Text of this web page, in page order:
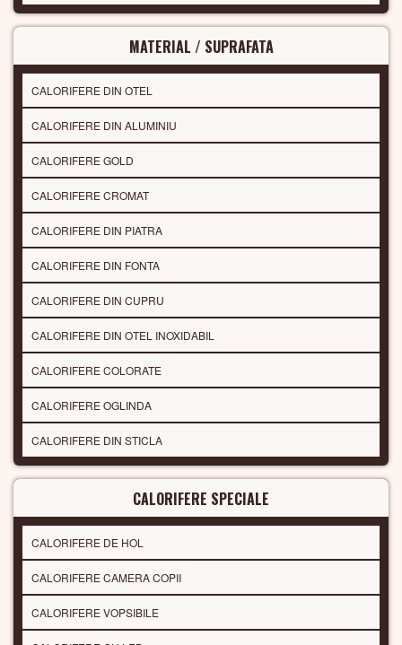
MATERIAL / SUPRAFATA
CALORIFERE DIN OTEL
CALORIFERE DIN ALUMINIU
CALORIFERE GOLD
CALORIFERE CROMAT
CALORIFERE DIN PIATRA
CALORIFERE DIN FONTA
CALORIFERE DIN CUPRU
CALORIFERE DIN OTEL INOXIDABIL
CALORIFERE COLORATE
CALORIFERE OGLINDA
CALORIFERE DIN STICLA
CALORIFERE SPECIALE
CALORIFERE DE HOL
CALORIFERE CAMERA COPII
CALORIFERE VOPSIBILE